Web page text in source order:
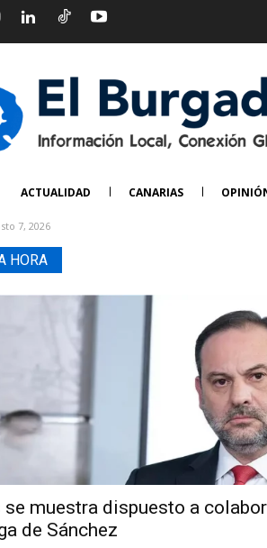
ACTUALIDAD CANARIAS
7, 2026
HORA
se muestra dispuesto a
de Sánchez